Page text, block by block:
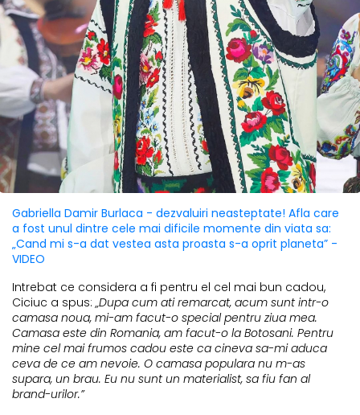
Gabriella Damir Burlaca - dezvaluiri neasteptate! Afla care
a fost unul dintre cele mai dificile momente din viata sa:
„Cand mi s-a dat vestea asta proasta s-a oprit planeta” -
VIDEO
Intrebat ce considera a fi pentru el cel mai bun cadou,
Ciciuc a spus: „Dupa cum ati remarcat, acum sunt intr-o
camasa noua, mi-am facut-o special pentru ziua mea.
Camasa este din Romania, am facut-o la Botosani. Pentru
mine cel mai frumos cadou este ca cineva sa-mi aduca
ceva de ce am nevoie. O camasa populara nu m-as
supara, un brau. Eu nu sunt un materialist, sa fiu fan al
brand-urilor.”